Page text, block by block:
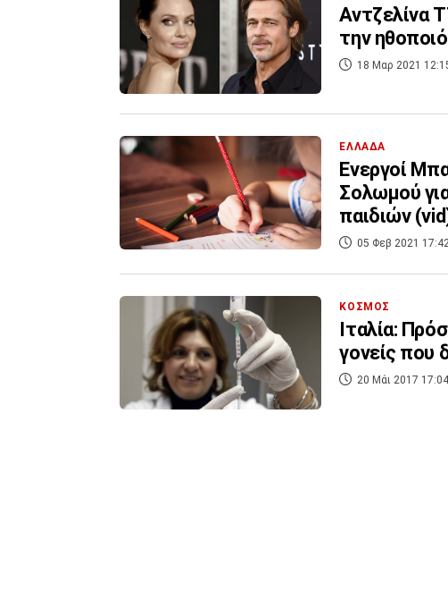
Αντζελίνα
την
18 Μαρ 2021
ΕΛΛΑΔΑ
Ενεργοί
Σολωμού
παιδιών
05 Φεβ 2021
ΚΟΣΜΟΣ
Ιταλία:
γονείς που
20 Μάι 2017